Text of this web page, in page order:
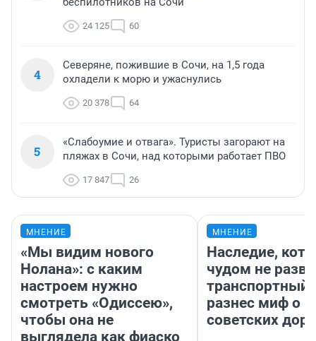
24 125 60
4
Северяне, пожившие в Сочи, на 1,5 года
охладели к морю и ужаснулись
20 378 64
5
«Слабоумие и отвага». Туристы загорают на
пляжах в Сочи, над которыми работает ПВО
17 847 26
МНЕНИЕ
«Мы видим нового
Нолана»: с каким
настроем нужно
смотреть «Одиссею»,
чтобы она не
выглядела как фиаско
МНЕНИЕ
Наследие,
чудом не
транспортный
разнес миф о
советских